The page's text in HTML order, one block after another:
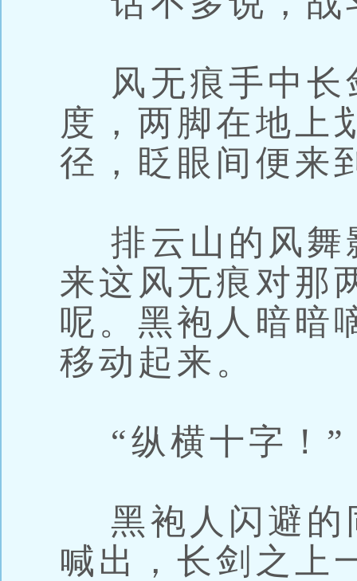
风无痕手中长
度，两脚在地上
径，眨眼间便来
排云山的风舞
来这风无痕对那
呢。黑袍人暗暗
移动起来。
“纵横十字！”
黑袍人闪避的
喊出，长剑之上